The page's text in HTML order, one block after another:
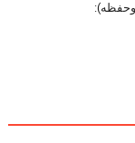
وحفظه):